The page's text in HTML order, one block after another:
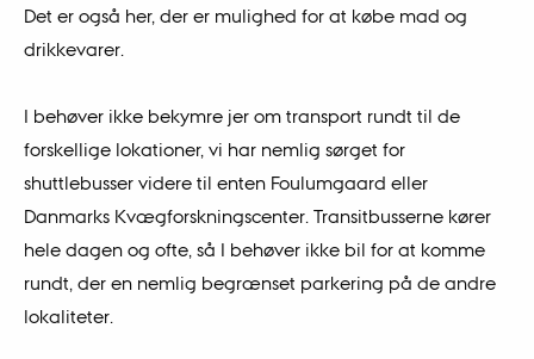
Det er også her, der er mulighed for at købe mad og
drikkevarer.
I behøver ikke bekymre jer om transport rundt til de
forskellige lokationer, vi har nemlig sørget for
shuttlebusser videre til enten Foulumgaard eller
Danmarks Kvægforskningscenter. Transitbusserne kører
hele dagen og ofte, så I behøver ikke bil for at komme
rundt, der en nemlig begrænset parkering på de andre
lokaliteter.